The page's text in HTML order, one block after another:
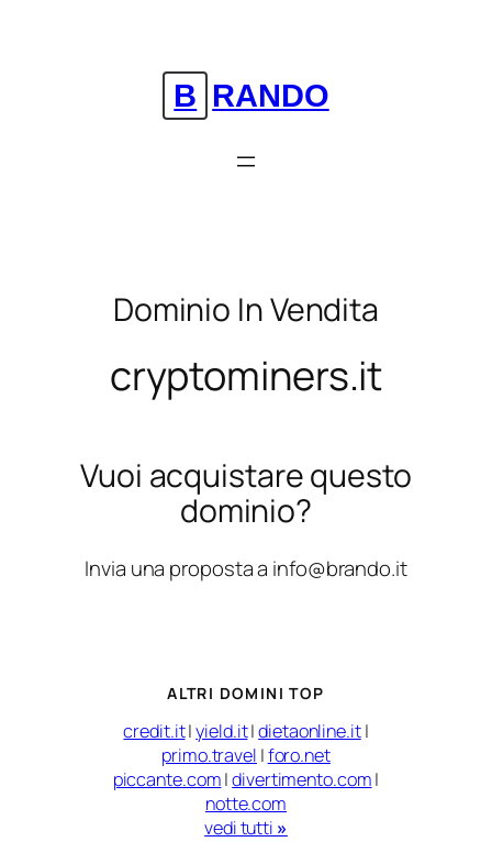
BRANDO
Dominio In Vendita
cryptominers.it
Vuoi acquistare questo
dominio?
Invia una proposta a info@brando.it
ALTRI DOMINI TOP
credit.it|yield.it|dietaonline.it|
primo.travel |foro.net
piccante.com|divertimento.com|
notte.com
vedi tutti »